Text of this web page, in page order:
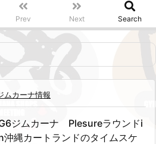
Prev Next Search
ムカーナ情報
ジムカーナ Plesureラウンドi
沖縄カートランドのタイムスケ